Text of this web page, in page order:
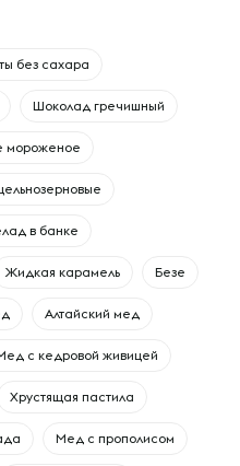
без сахара
Шоколад гречишный
мороженое
в банке
Жидкая карамель Безе
Алтайский мед
с кедровой живицей
Хрустящая пастила
Мед с прополисом